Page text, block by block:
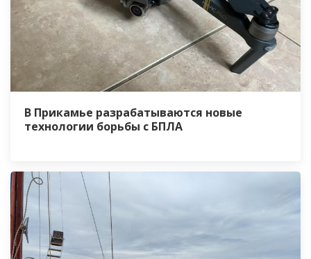
В Прикамье разрабатываются новые
технологии борьбы с БПЛА